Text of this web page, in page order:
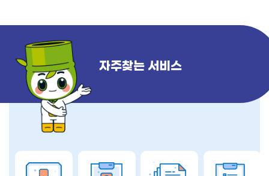
자주찾는 서비스